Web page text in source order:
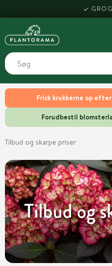
Frisk krukkerne op
Forudbestil
HENT
Tilbud og skarpe priser
Tilbud og